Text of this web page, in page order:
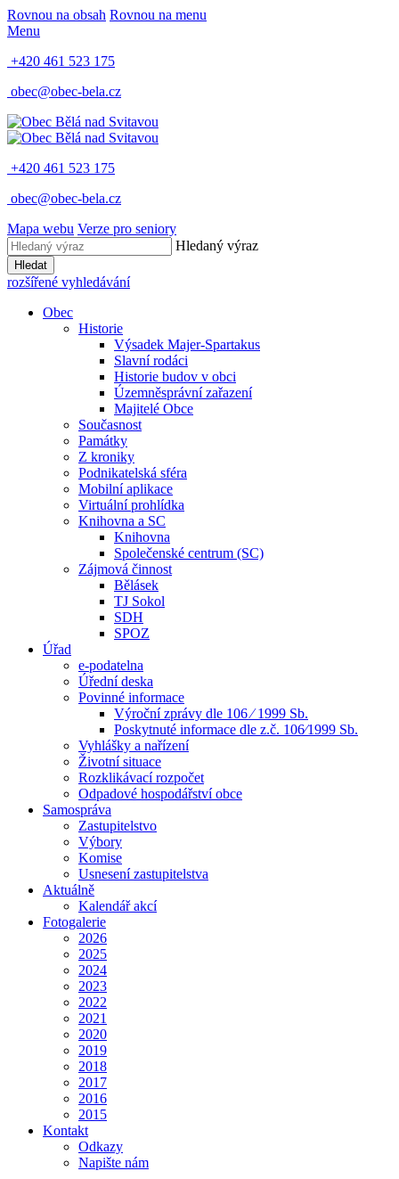
Rovnou na obsah Rovnou na menu
Menu
+420 461 523 175
obec@obec-bela.cz
+420 461 523 175
obec@obec-bela.cz
Mapa webu Verze pro seniory
Hledaný výraz
Hledat
rozšířené vyhledávání
Obec
Historie
Výsadek Majer-Spartakus
Slavní rodáci
Historie budov v obci
Územněsprávní zařazení
Majitelé Obce
Současnost
Památky
Z kroniky
Podnikatelská sféra
Mobilní aplikace
Virtuální prohlídka
Knihovna a SC
Knihovna
Společenské centrum (SC)
Zájmová činnost
Bělásek
TJ Sokol
SDH
SPOZ
Úřad
e-podatelna
Úřední deska
Povinné informace
Výroční zprávy dle 106 ⁄ 1999 Sb.
Poskytnuté informace dle z.č. 106⁄1999 Sb.
Vyhlášky a nařízení
Životní situace
Rozklikávací rozpočet
Odpadové hospodářství obce
Samospráva
Zastupitelstvo
Výbory
Komise
Usnesení zastupitelstva
Aktuálně
Kalendář akcí
Fotogalerie
2026
2025
2024
2023
2022
2021
2020
2019
2018
2017
2016
2015
Kontakt
Odkazy
Napište nám